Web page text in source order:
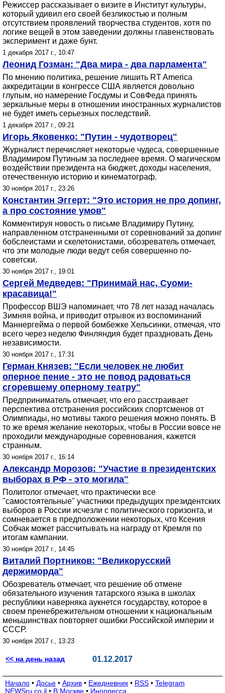
Режиссер рассказывает о визите в Институт культуры,
который удивил его своей безликостью и полным
отсутствием проявлений творчества студентов, хотя по
логике вещей в этом заведении должны главенствовать
эксперимент и даже бунт.
1 декабря 2017 г., 10:47
Леонид Гозман: "Два мира - два парламента"
По мнению политика, решение лишить RT America
аккредитации в конгрессе США является довольно
глупым, но намерение Госдумы и СовФеда принять
зеркальные меры в отношении иностранных журналистов
не будет иметь серьезных последствий.
1 декабря 2017 г., 09:21
Игорь Яковенко: "Путин - чудотворец"
Журналист перечисляет некоторые чудеса, совершенные
Владимиром Путиным за последнее время. О магическом
воздействии президента на бюджет, доходы населения,
отечественную историю и кинематограф.
30 ноября 2017 г., 23:26
Константин Эггерт: "Это история не про допинг,
а про состояние умов"
Комментируя новость о письме Владимиру Путину,
направленном отстраненными от соревнований за допинг
бобслеистами и скелетонистами, обозреватель отмечает,
что эти молодые люди ведут себя совершенно по-
советски.
30 ноября 2017 г., 19:01
Сергей Медведев: "Принимай нас, Суоми-
красавица!"
Профессор ВШЭ напоминает, что 78 лет назад началась
Зимняя война, и приводит отрывок из воспоминаний
Маннергейма о первой бомбежке Хельсинки, отмечая, что
всего через неделю Финляндия будет праздновать День
независимости.
30 ноября 2017 г., 17:31
Герман Князев: "Если человек не любит
оперное пение - это не повод радоваться
сгоревшему оперному театру"
Предприниматель отмечает, что его расстраивает
перспектива отстранения российских спортсменов от
Олимпиады, но мотивы такого решения можно понять. В
то же время желание некоторых, чтобы в России вовсе не
проходили международные соревнования, кажется
странным.
30 ноября 2017 г., 16:14
Александр Морозов: "Участие в президентских
выборах в РФ - это могила"
Политолог отмечает, что практически все
"самостоятельные" участники предыдущих президентских
выборов в России исчезли с политического горизонта, и
сомневается в предположении некоторых, что Ксения
Собчак может рассчитывать на награду от Кремля по
итогам кампании.
30 ноября 2017 г., 14:45
Виталий Портников: "Великорусский
держиморда"
Обозреватель отмечает, что решение об отмене
обязательного изучения татарского языка в школах
республики наверняка аукнется государству, которое в
своем пренебрежительном отношении к национальным
меньшинствах повторяет ошибки Российской империи и
СССР.
30 ноября 2017 г., 13:23
<< на день назад 01.12.2017
Начало • Досье • Архив • Ежедневник • RSS • Telegram
NEWSru.co.il • В Москве • Инопресса